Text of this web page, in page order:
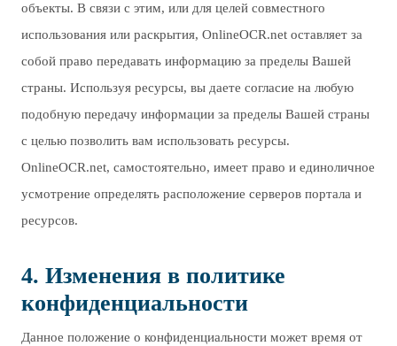
объекты. В связи с этим, или для целей совместного
использования или раскрытия, OnlineOCR.net оставляет за
собой право передавать информацию за пределы Вашей
страны. Используя ресурсы, вы даете согласие на любую
подобную передачу информации за пределы Вашей страны
с целью позволить вам использовать ресурсы.
OnlineOCR.net, самостоятельно, имеет право и единоличное
усмотрение определять расположение серверов портала и
ресурсов.
4. Изменения в политике
конфиденциальности
Данное положение о конфиденциальности может время от